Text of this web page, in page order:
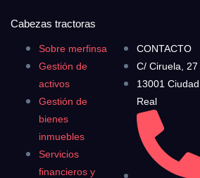
Sobre merfinsa
Gestión de
activos
Gestión de
bienes
inmuebles
Servicios
financieros y
CONTACTO
C/ Ciruela, 27
13001 Ciudad
Real
Cabezas tractoras